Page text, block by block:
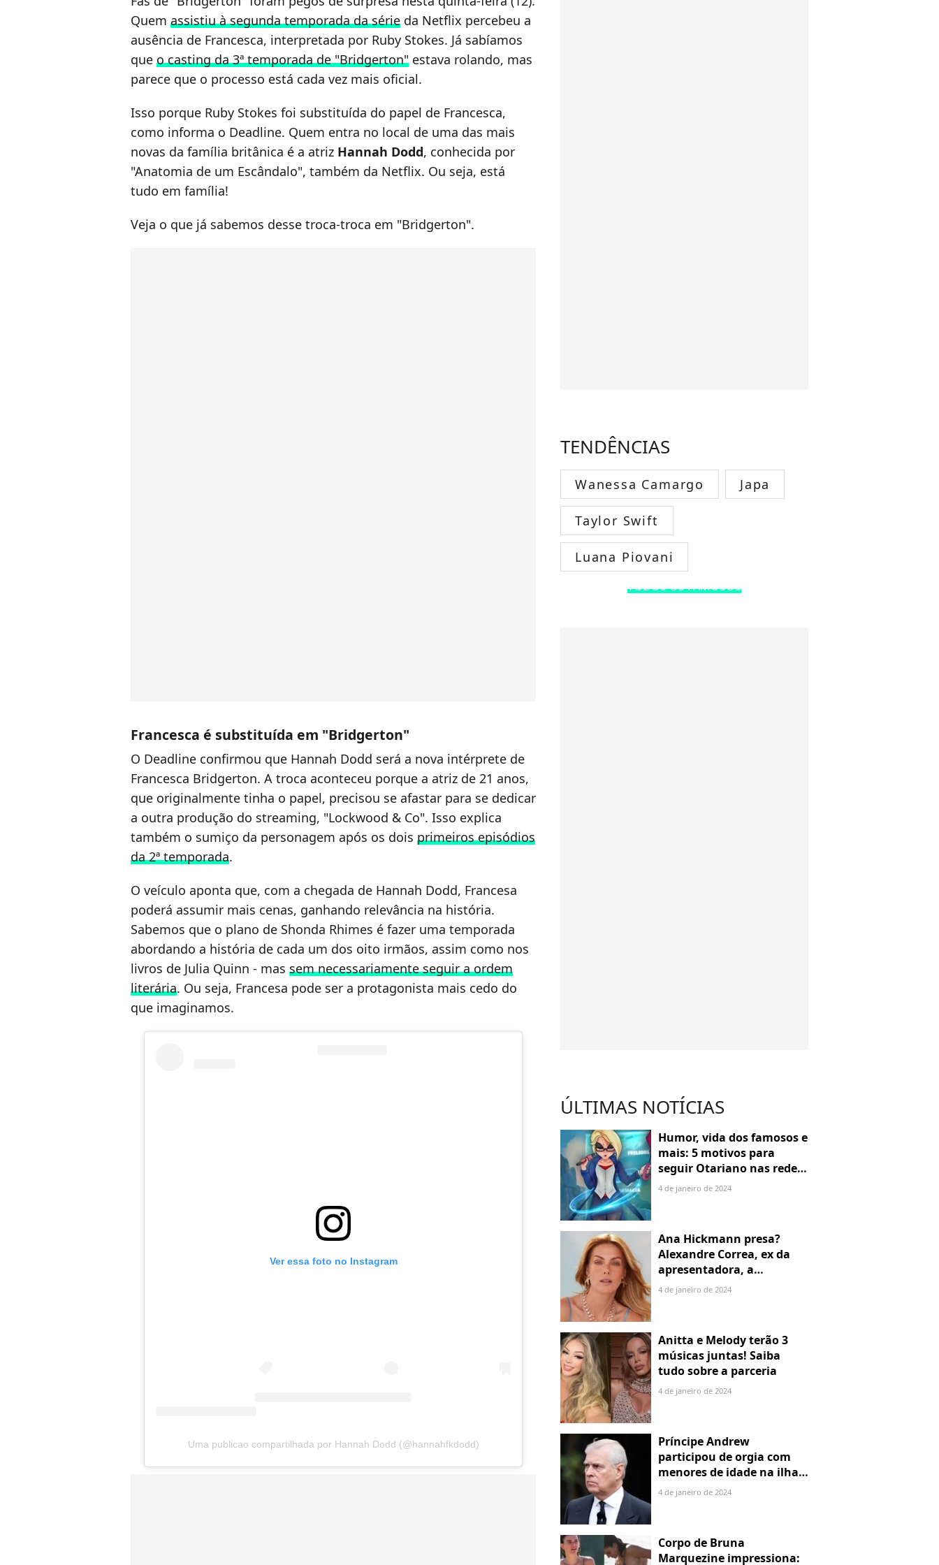
Quem assistiu à segunda temporada da série da Netflix percebeu a
ausência de Francesca, interpretada por Ruby Stokes. Já sabíamos
que o casting da 3ª temporada de "Bridgerton" estava rolando, mas
parece que o processo está cada vez mais oficial.
Isso porque Ruby Stokes foi substituída do papel de Francesca,
como informa o Deadline. Quem entra no local de uma das mais
novas da família britânica é a atriz Hannah Dodd, conhecida por
"Anatomia de um Escândalo", também da Netflix. Ou seja, está
tudo em família!
Veja o que já sabemos desse troca-troca em "Bridgerton".
Francesca é substituída em "Bridgerton"
O Deadline confirmou que Hannah Dodd será a nova intérprete de
Francesca Bridgerton. A troca aconteceu porque a atriz de 21 anos,
que originalmente tinha o papel, precisou se afastar para se dedicar
a outra produção do streaming, "Lockwood & Co". Isso explica
também o sumiço da personagem após os dois primeiros episódios
da 2ª temporada.
O veículo aponta que, com a chegada de Hannah Dodd, Francesa
poderá assumir mais cenas, ganhando relevância na história.
Sabemos que o plano de Shonda Rhimes é fazer uma temporada
abordando a história de cada um dos oito irmãos, assim como nos
livros de Julia Quinn - mas sem necessariamente seguir a ordem
literária. Ou seja, Francesa pode ser a protagonista mais cedo do
que imaginamos.
Ver essa foto no Instagram
Uma publicao compartilhada por Hannah Dodd (@hannahfkdodd)
TENDÊNCIAS
Wanessa Camargo Japa
Taylor Swift
Luana Piovani
TODOS OS FAMOSOS
ÚLTIMAS NOTÍCIAS
Humor, vida dos famosos e
mais: 5 motivos para
seguir Otariano nas redes
sociais
4 de janeiro de 2024
Ana Hickmann presa?
Alexandre Correa, ex da
apresentadora, a
denuncia por alienação
4 de janeiro de 2024
Anitta e Melody terão 3
músicas juntas! Saiba
tudo sobre a parceria
4 de janeiro de 2024
Príncipe Andrew
participou de orgia com
menores de idade na ilha
de Jeffrey Epstein, chefe de
4 de janeiro de 2024
Corpo de Bruna
Marquezine impressiona: